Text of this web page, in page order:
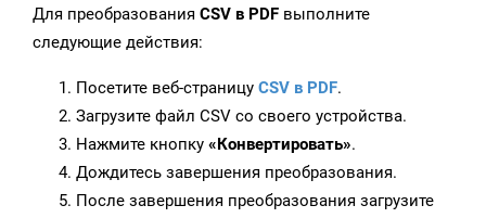
Для преобразования CSV в PDF выполните
следующие действия:
Посетите веб-страницу CSV в PDF.
Загрузите файл CSV со своего устройства.
Нажмите кнопку «Конвертировать».
Дождитесь завершения преобразования.
После завершения преобразования загрузите